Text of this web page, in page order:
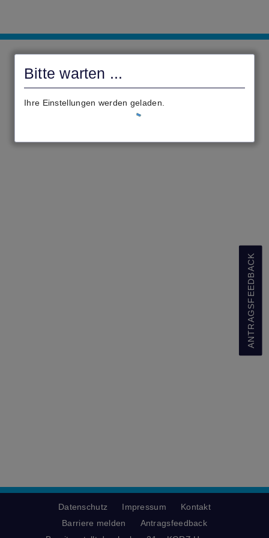
Bitte warten ...
Ihre Einstellungen werden geladen.
Flieden
ANTRAGSFEEDBACK
Datenschutz Impressum
Kontakt
Barriere melden
Antragsfeedback